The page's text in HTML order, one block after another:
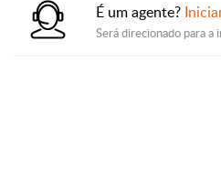
É um agente?
Será direcionado para a